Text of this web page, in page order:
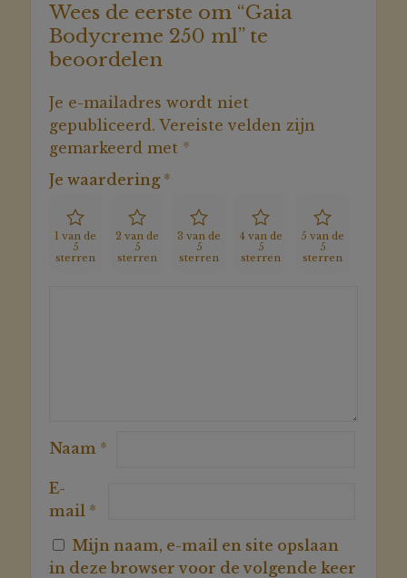
Wees de eerste om “Gaia
Bodycreme 250 ml” te
beoordelen
Je e-mailadres wordt niet
gepubliceerd. Vereiste velden zijn
gemarkeerd met *
Je waardering *
1 van de
5
sterren
2 van de
5
sterren
3 van de
5
sterren
4 van de
5
sterren
5 van de
5
sterren
Naam *
E-
mail *
Mijn naam, e-mail en site opslaan
in deze browser voor de volgende keer